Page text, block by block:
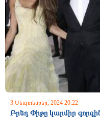
3 Սեպտեմբեր, 2024 20:22
Բրեդ Փիթը կարմիր